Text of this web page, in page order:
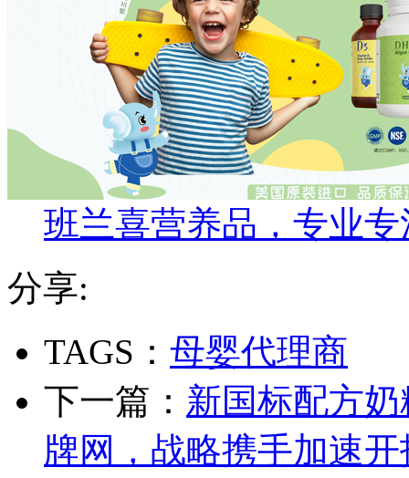
班兰喜营养品，专业
分享:
TAGS： 母婴代理商
下一篇： 新国标配方
牌网，战略携手加速